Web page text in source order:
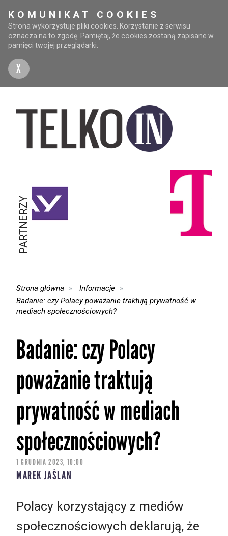
KOMUNIKAT COOKIES
Strona wykorzystuje pliki cookies. Korzystanie z serwisu
oznacza na to zgodę. Pamiętaj, że cookies zostaną zapisane w
pamięci twojej przeglądarki.
X
PARTNERZY
Strona główna
Informacje
Badanie: czy Polacy poważanie traktują prywatność w
mediach społecznościowych?
Badanie: czy Polacy
poważanie traktują
prywatność w mediach
społecznościowych?
1 GRUDNIA 2023, 10:00
MAREK JAŚLAN
Polacy korzystający z mediów
społecznościowych deklarują, że